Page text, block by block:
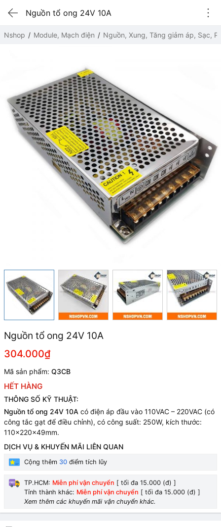
Nguồn tổ ong 24V 10A
Nshop Module, Mạch điện Nguồn, Xung, Tăng giảm áp, Sạc,
Nguồn tổ ong 24V 10A
304.000₫
Mã sản phẩm: Q3CB
HẾT HÀNG
THÔNG SỐ KỸ THUẬT:
Nguồn tổ ong 24V 10A có điện áp đầu vào 110VAC – 220VAC (có
công tắc gạt để điều chỉnh), có công suất: 250W, kích thước:
110x220x49mm.
DỊCH VỤ & KHUYẾN MÃI LIÊN QUAN
Cộng thêm 30 điểm tích lũy
TP.HCM: Miễn phí vận chuyển [ tối đa 15.000 (đ) ]
Tỉnh thành khác: Miễn phí vận chuyển [ tối đa 15.000 (đ) ]
Xem thêm các khuyến mãi vận chuyển khác.